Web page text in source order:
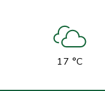
17 °C